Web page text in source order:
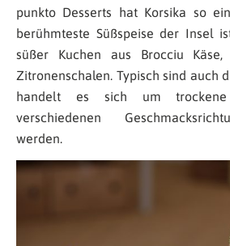
punkto Desserts hat Korsika so
berühmteste Süßspeise der Insel
süßer Kuchen aus Brocciu
Zitronenschalen. Typisch sind auch
handelt es sich um
verschiedenen
werden.